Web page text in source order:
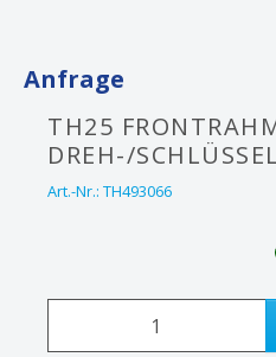
Anfrage
TH25
DREH-/SCHLÜSSEL
Art.-Nr.: TH493066